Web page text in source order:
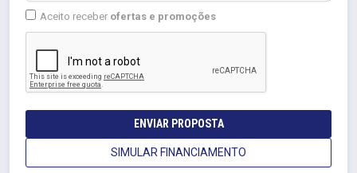
Aceito receber ofertas e promoções
ENVIAR PROPOSTA
SIMULAR FINANCIAMENTO